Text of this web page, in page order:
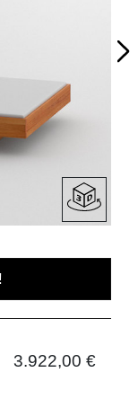
3.922,00 €